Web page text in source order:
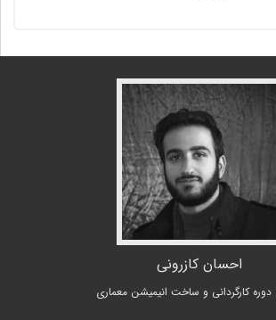
احسان کازرونی
کارگردانی و ساخت انیمیشن معماری